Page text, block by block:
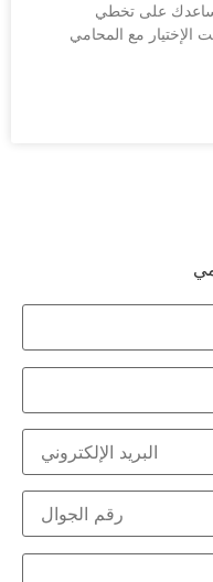
على تخطي
الإختيار مع المحامي